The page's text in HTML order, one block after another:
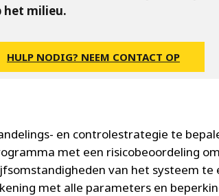
het milieu.
HULP NODIG? NEEM CONTACT OP
en controlestrategie te
met een risicobeoordeling
van het systeem te
met alle parameters en